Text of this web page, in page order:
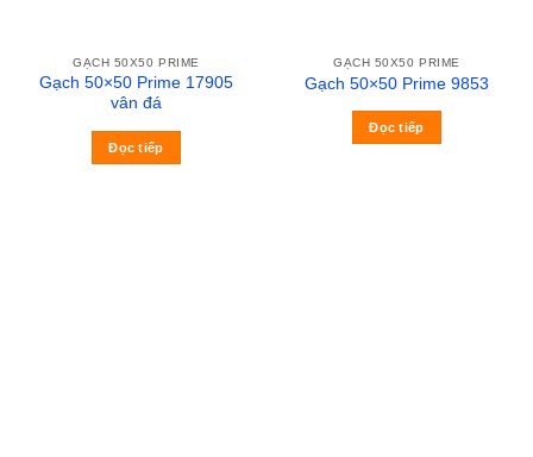
GẠCH 50X50 PRIME
Gạch 50×50 Prime 17905
vân đá
Đọc tiếp
GẠCH 50X50 PRIME
Gạch 50×50 Prime 9853
Đọc tiếp